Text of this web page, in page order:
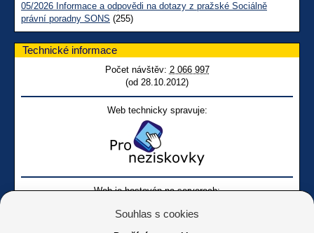
05/2026 Informace a odpovědi na dotazy z pražské Sociálně
právní poradny SONS (255)
Technické informace
Počet návštěv: 2 066 997
(od 28.10.2012)
Web technicky spravuje:
Web je hostován na serverech:
Souhlas s cookies